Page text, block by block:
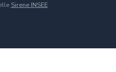
Sirene INSEE